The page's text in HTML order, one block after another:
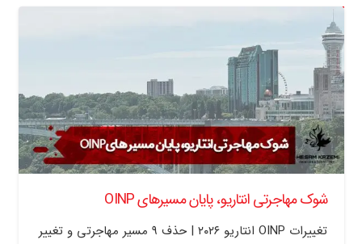
شوک مهاجرتی انتاریو، پایان مسیرهای OINP
تغییرات OINP انتاریو ۲۰۲۶ | حذف ۹ مسیر مهاجرتی و تغییر